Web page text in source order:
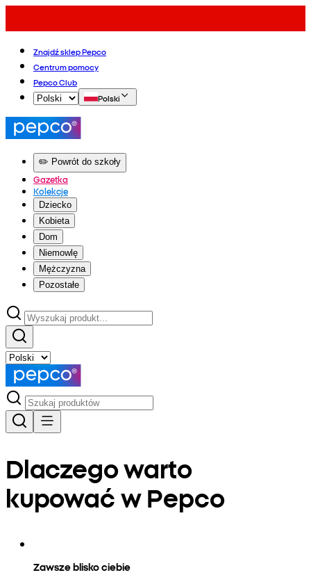
Znajdź sklep Pepco
Centrum pomocy
Pepco Club
Polski
✏️ Powrót do szkoły
Gazetka
Kolekcje
Dziecko
Kobieta
Dom
Niemowlę
Mężczyzna
Pozostałe
Dlaczego warto
kupować w Pepco
Zawsze blisko ciebie